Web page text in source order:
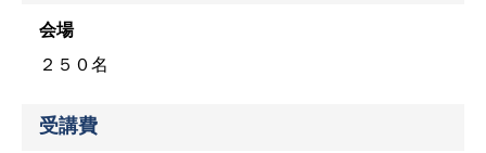
会場
２５０名
受講費